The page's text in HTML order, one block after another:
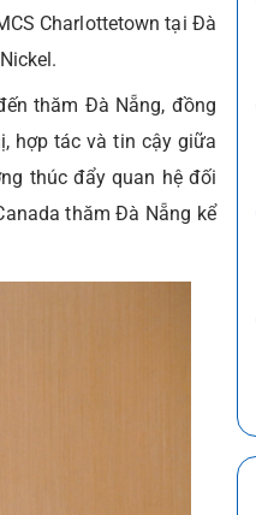
Charlottetown tại Đà
thăm Đà Nẵng, đồng
hợp tác và tin cậy giữa
thúc đẩy quan hệ đối
thăm Đà Nẵng kể